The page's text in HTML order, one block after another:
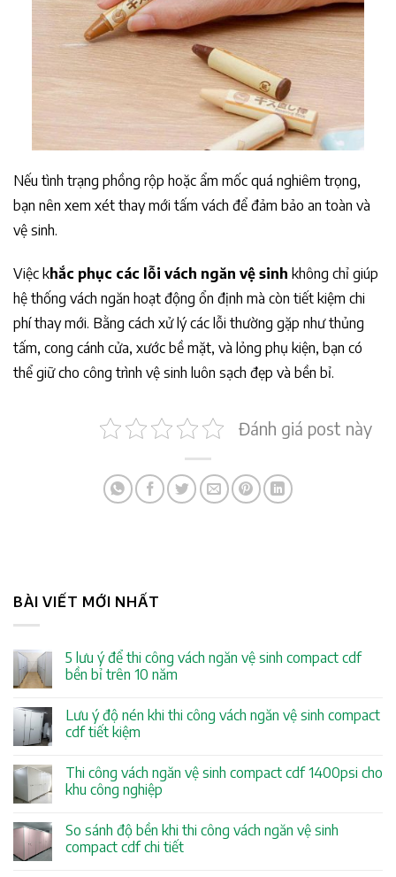
Nếu tình trạng phồng rộp hoặc ẩm mốc quá nghiêm trọng,
bạn nên xem xét thay mới tấm vách để đảm bảo an toàn và
vệ sinh.
Việc khắc phục các lỗi vách ngăn vệ sinh không chỉ giúp
hệ thống vách ngăn hoạt động ổn định mà còn tiết kiệm chi
phí thay mới. Bằng cách xử lý các lỗi thường gặp như thủng
tấm, cong cánh cửa, xước bề mặt, và lỏng phụ kiện, bạn có
thể giữ cho công trình vệ sinh luôn sạch đẹp và bền bỉ.
Đánh giá post này
BÀI VIẾT MỚI NHẤT
5 lưu ý để thi công vách ngăn vệ sinh compact cdf
bền bỉ trên 10 năm
Lưu ý độ nén khi thi công vách ngăn vệ sinh compact
cdf tiết kiệm
Thi công vách ngăn vệ sinh compact cdf 1400psi cho
khu công nghiệp
So sánh độ bền khi thi công vách ngăn vệ sinh
compact cdf chi tiết